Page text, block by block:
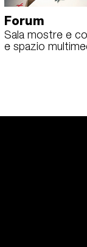
Forum
Sala mostre e
e spazio